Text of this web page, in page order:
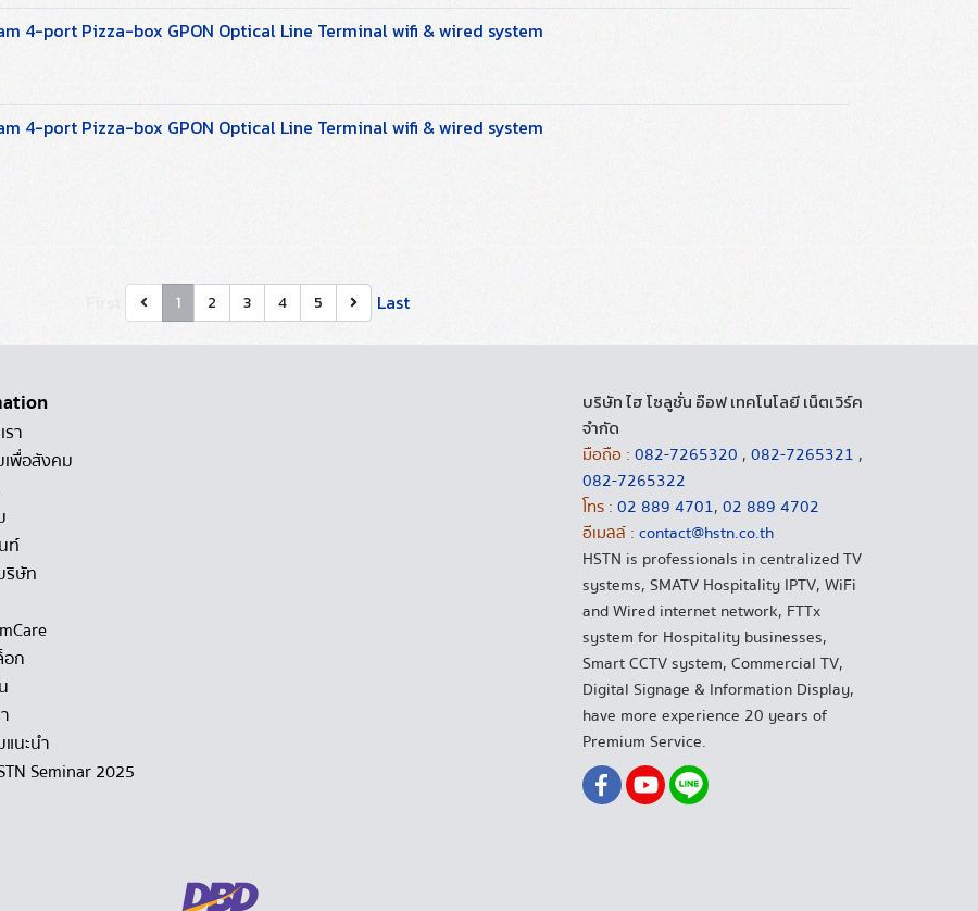
4-port Pizza-box GPON Optical Line Terminal wifi & wired system
4-port Pizza-box GPON Optical Line Terminal wifi & wired system
1 2 3 4 5 Last
รา
พื่อสังคม
ท์
ริษัท
ก
นะนำ
Seminar 2025
บริษัท ไฮ โซลูชั่น อ๊อฟ เทคโนโลยี เน็ตเวิร์ค
จำกัด
มือถือ : 082-7265320 , 082-7265321 ,
082-7265322
โทร : 02 889 4701, 02 889 4702
อีเมลล์ : contact@hstn.co.th
HSTN is professionals in centralized TV
systems, SMATV Hospitality IPTV, WiFi
and Wired internet network, FTTx
system for Hospitality businesses,
Smart CCTV system, Commercial TV,
Digital Signage & Information Display,
have more experience 20 years of
Premium Service.